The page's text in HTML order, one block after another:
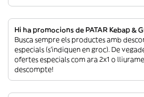
Hi ha promocions de PATAR Kebap &
Busca sempre els productes amb
especials (s’indiquen en groc). De
ofertes especials com ara 2x1 o
descompte!